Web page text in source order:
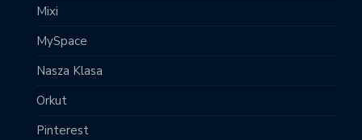
Mixi
MySpace
Nasza Klasa
Orkut
Pinterest